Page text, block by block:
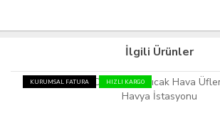
İlgili Ürünler
KURUMSAL FATURA HIZLI KARGO